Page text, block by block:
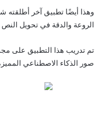
الروعة والدقة في تحويل
تم تدريب هذا التطبيق على
صور الذكاء الاصطناعي